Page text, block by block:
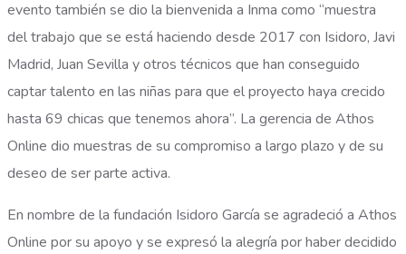
evento también se dio la bienvenida a Inma como “muestra
del trabajo que se está haciendo desde 2017 con Isidoro, Javi
Madrid, Juan Sevilla y otros técnicos que han conseguido
captar talento en las niñas para que el proyecto haya crecido
hasta 69 chicas que tenemos ahora”. La gerencia de Athos
Online dio muestras de su compromiso a largo plazo y de su
deseo de ser parte activa.
En nombre de la fundación Isidoro García se agradeció a Athos
Online por su apoyo y se expresó la alegría por haber decidido